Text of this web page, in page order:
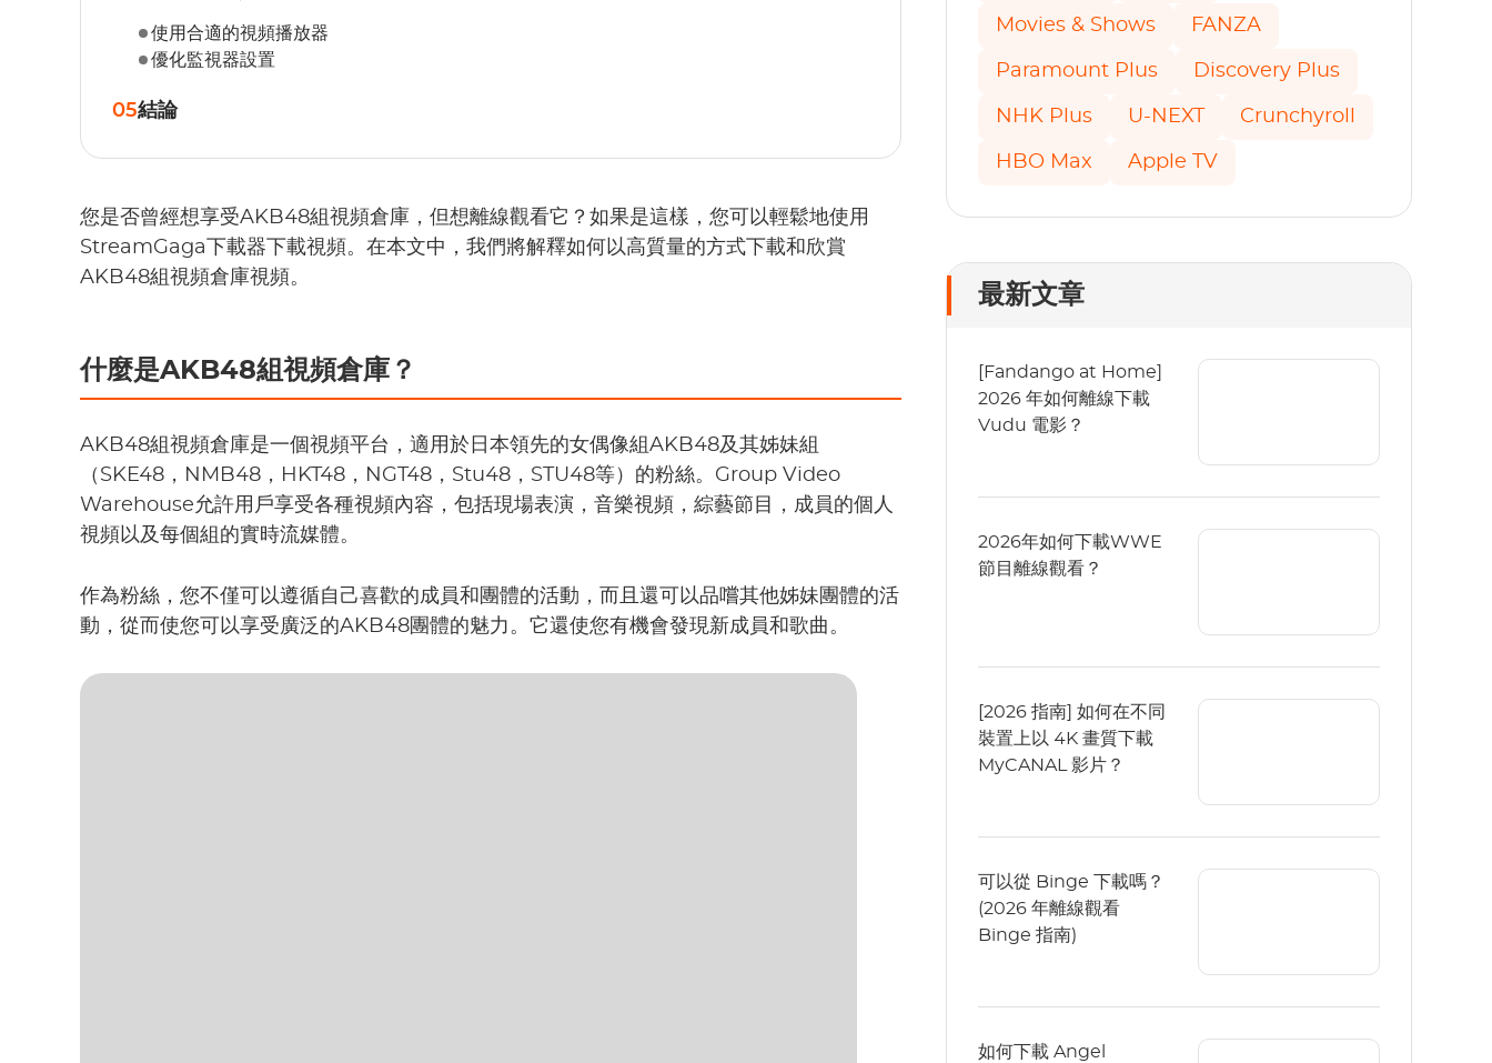
使用合適的視頻播放器
優化監視器設置
05結論
您是否曾經想享受AKB48組視頻倉庫，但想離線觀看它？如果是這樣，您可以輕鬆地使用
StreamGaga下載器下載視頻。在本文中，我們將解釋如何以高質量的方式下載和欣賞
AKB48組視頻倉庫視頻。
什麼是AKB48組視頻倉庫？
AKB48組視頻倉庫是一個視頻平台，適用於日本領先的女偶像組AKB48及其姊妹組
（SKE48，NMB48，HKT48，NGT48，Stu48，STU48等）的粉絲。Group Video
Warehouse允許用戶享受各種視頻內容，包括現場表演，音樂視頻，綜藝節目，成員的個人
視頻以及每個組的實時流媒體。
作為粉絲，您不僅可以遵循自己喜歡的成員和團體的活動，而且還可以品嚐其他姊妹團體的活
動，從而使您可以享受廣泛的AKB48團體的魅力。它還使您有機會發現新成員和歌曲。
Movies & Shows FANZA
Paramount Plus Discovery Plus
NHK Plus U-NEXT Crunchyroll
HBO Max Apple TV
最新文章
[Fandango at Home]
2026 年如何離線下載
Vudu 電影？
2026年如何下載WWE
節目離線觀看？
[2026 指南] 如何在不同
裝置上以 4K 畫質下載
MyCANAL 影片？
可以從 Binge 下載嗎？
(2026 年離線觀看
Binge 指南)
如何下載 Angel